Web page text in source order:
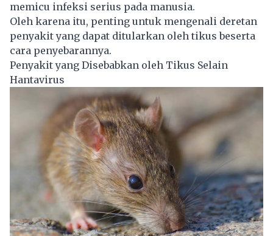
memicu infeksi serius pada manusia.
Oleh karena itu, penting untuk mengenali deretan
penyakit yang dapat ditularkan oleh tikus beserta
cara penyebarannya.
Penyakit yang Disebabkan oleh Tikus Selain
Hantavirus